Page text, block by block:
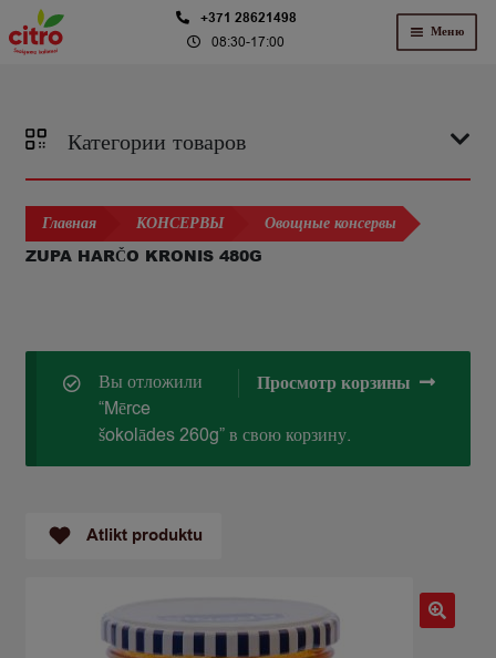
Перейти
Перейти
+371 28621498
08:30-17:00
Меню
Категории товаров
Главная КОНСЕРВЫ
Овощные консервы
ZUPA HARČO KRONIS 480G
Просмотр корзины
Вы отложили
“Mērce
šokolādes 260g” в свою корзину.
Atlikt produktu